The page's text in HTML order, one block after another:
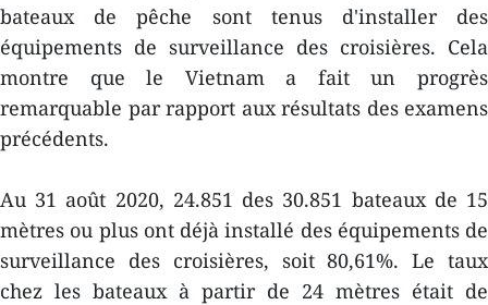
bateaux de pêche sont tenus d'installer des
équipements de surveillance des croisières. Cela
montre que le Vietnam a fait un progrès
remarquable par rapport aux résultats des examens
précédents.
Au 31 août 2020, 24.851 des 30.851 bateaux de 15
mètres ou plus ont déjà installé des équipements de
surveillance des croisières, soit 80,61%. Le taux
chez les bateaux à partir de 24 mètres était de